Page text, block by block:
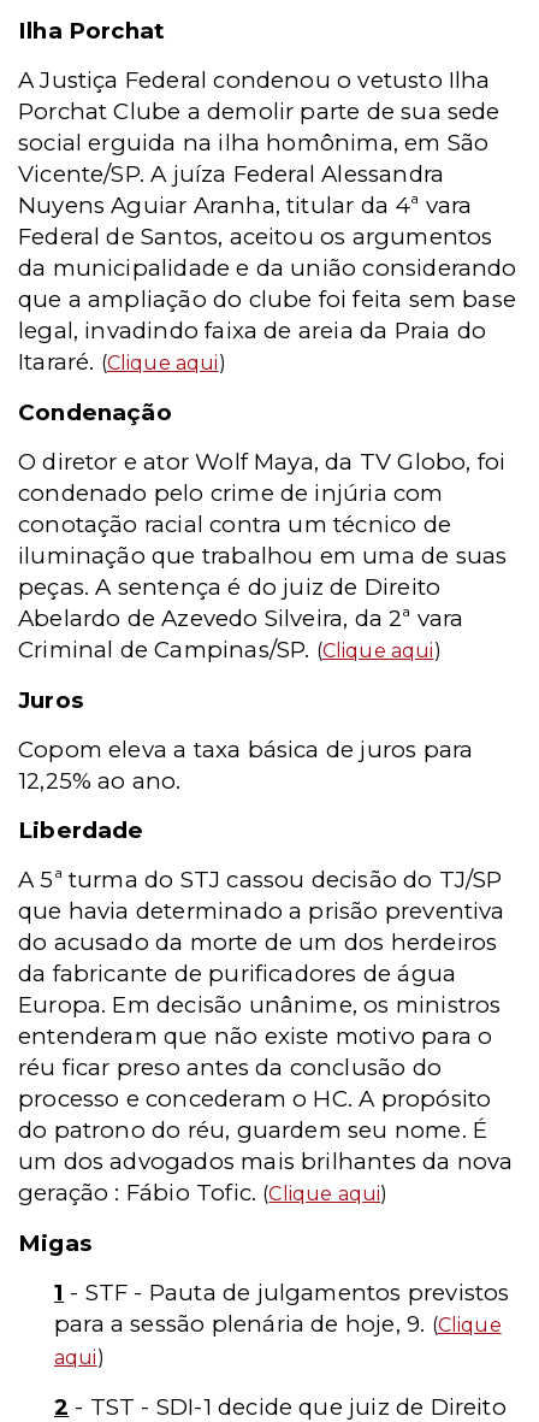
Ilha Porchat
A Justiça Federal condenou o vetusto Ilha
Porchat Clube a demolir parte de sua sede
social erguida na ilha homônima, em São
Vicente/SP. A juíza Federal Alessandra
Nuyens Aguiar Aranha, titular da 4ª vara
Federal de Santos, aceitou os argumentos
da municipalidade e da união considerando
que a ampliação do clube foi feita sem base
legal, invadindo faixa de areia da Praia do
Itararé. (Clique aqui)
Condenação
O diretor e ator Wolf Maya, da TV Globo, foi
condenado pelo crime de injúria com
conotação racial contra um técnico de
iluminação que trabalhou em uma de suas
peças. A sentença é do juiz de Direito
Abelardo de Azevedo Silveira, da 2ª vara
Criminal de Campinas/SP. (Clique aqui)
Juros
Copom eleva a taxa básica de juros para
12,25% ao ano.
Liberdade
A 5ª turma do STJ cassou decisão do TJ/SP
que havia determinado a prisão preventiva
do acusado da morte de um dos herdeiros
da fabricante de purificadores de água
Europa. Em decisão unânime, os ministros
entenderam que não existe motivo para o
réu ficar preso antes da conclusão do
processo e concederam o HC. A propósito
do patrono do réu, guardem seu nome. É
um dos advogados mais brilhantes da nova
geração : Fábio Tofic. (Clique aqui)
Migas
1 - STF - Pauta de julgamentos previstos
para a sessão plenária de hoje, 9. (Clique
aqui)
2 - TST - SDI-1 decide que juiz de Direito